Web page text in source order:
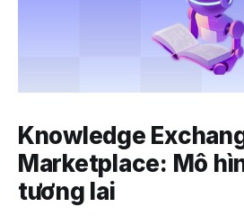
Knowledge
Marketplace: Mô
tương lai